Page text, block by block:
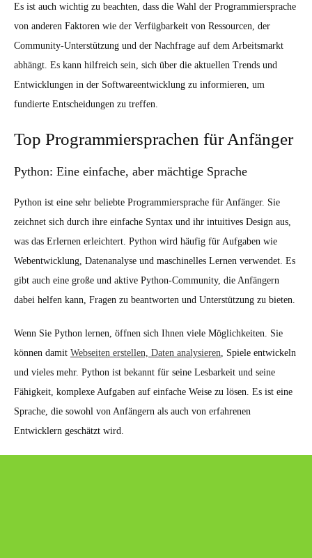
Es ist auch wichtig zu beachten, dass die Wahl der Programmiersprache
von anderen Faktoren wie der Verfügbarkeit von Ressourcen, der
Community-Unterstützung und der Nachfrage auf dem Arbeitsmarkt
abhängt. Es kann hilfreich sein, sich über die aktuellen Trends und
Entwicklungen in der Softwareentwicklung zu informieren, um
fundierte Entscheidungen zu treffen.
Top Programmiersprachen für Anfänger
Python: Eine einfache, aber mächtige Sprache
Python ist eine sehr beliebte Programmiersprache für Anfänger. Sie
zeichnet sich durch ihre einfache Syntax und ihr intuitives Design aus,
was das Erlernen erleichtert. Python wird häufig für Aufgaben wie
Webentwicklung, Datenanalyse und maschinelles Lernen verwendet. Es
gibt auch eine große und aktive Python-Community, die Anfängern
dabei helfen kann, Fragen zu beantworten und Unterstützung zu bieten.
Wenn Sie Python lernen, öffnen sich Ihnen viele Möglichkeiten. Sie
können damit Webseiten erstellen, Daten analysieren , Spiele entwickeln
und vieles mehr. Python ist bekannt für seine Lesbarkeit und seine
Fähigkeit, komplexe Aufgaben auf einfache Weise zu lösen. Es ist eine
Sprache, die sowohl von Anfängern als auch von erfahrenen
Entwicklern geschätzt wird.